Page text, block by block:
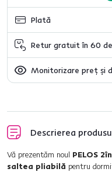
Plată
Retur gratuit în 60
Monitorizare preț și
Descrierea
Vă prezentăm noul PELOS
saltea pliabilă pentru